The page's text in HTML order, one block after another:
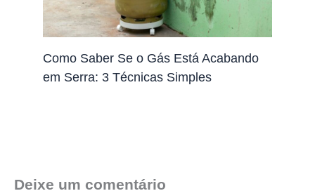
Como Saber Se o Gás Está Acabando
em Serra: 3 Técnicas Simples
Deixe um comentário